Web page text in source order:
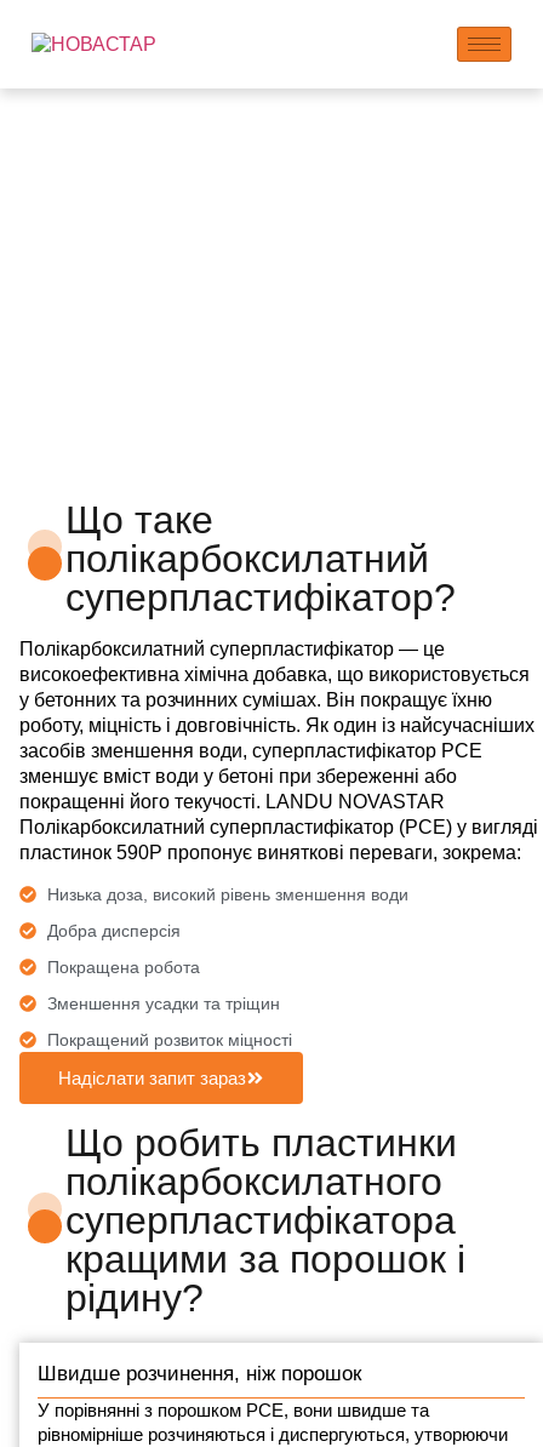
Що таке
полікарбоксилатний
суперпластифікатор?
Полікарбоксилатний суперпластифікатор — це
високоефективна хімічна добавка, що використовується
у бетонних та розчинних сумішах. Він покращує їхню
роботу, міцність і довговічність. Як один із найсучасніших
засобів зменшення води, суперпластифікатор PCE
зменшує вміст води у бетоні при збереженні або
покращенні його текучості. LANDU NOVASTAR
Полікарбоксилатний суперпластифікатор (PCE) у вигляді
пластинок 590P пропонує виняткові переваги, зокрема:
Низька доза, високий рівень зменшення води
Добра дисперсія
Покращена робота
Зменшення усадки та тріщин
Покращений розвиток міцності
Надіслати запит зараз
Що робить пластинки
полікарбоксилатного
суперпластифікатора
кращими за порошок і
рідину?
Швидше розчинення, ніж порошок
У порівнянні з порошком PCE, вони швидше та
рівномірніше розчиняються і диспергуються, утворюючи